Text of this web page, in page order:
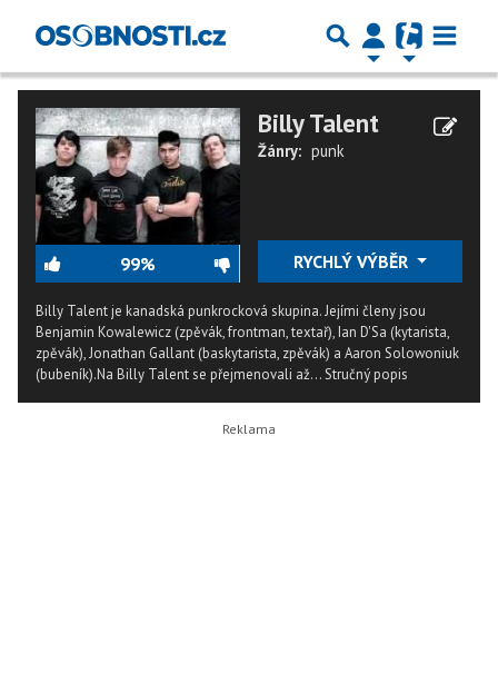
99%
Billy Talent
Žánry: punk
RYCHLÝ VÝBĚR
Billy Talent je kanadská punkrocková skupina. Jejími členy jsou
Benjamin Kowalewicz (zpěvák, frontman, textař), Ian D'Sa (kytarista,
zpěvák), Jonathan Gallant (baskytarista, zpěvák) a Aaron Solowoniuk
(bubeník).Na Billy Talent se přejmenovali až...Stručný popis